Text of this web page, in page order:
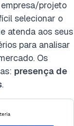
projeto
selecionar o
atenda aos seus
para analisar
Os
presença de
.